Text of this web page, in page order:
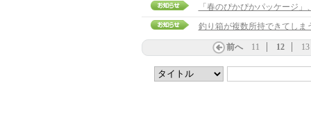
「春のぴかぴかパッケージ
釣り箱が複数所持できてしま
前へ 11 12 13